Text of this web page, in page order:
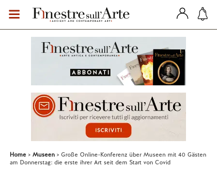
Home Museen
Große Online-Konferenz über Museen mit 40 Gästen
am Donnerstag: die erste ihrer Art seit dem Start von Covid